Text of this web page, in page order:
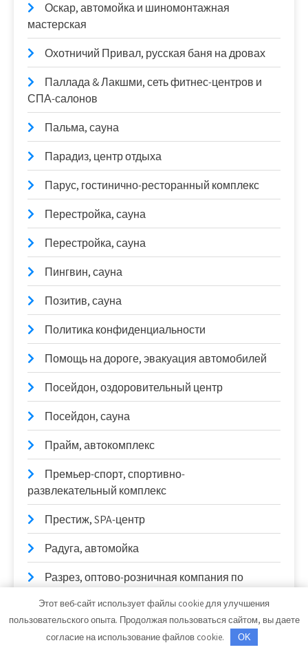
Оскар, автомойка и шиномонтажная
мастерская
Охотничий Привал, русская баня на дровах
Паллада & Лакшми, сеть фитнес-центров и
СПА-салонов
Пальма, сауна
Парадиз, центр отдыха
Парус, гостинично-ресторанный комплекс
Перестройка, сауна
Перестройка, сауна
Пингвин, сауна
Позитив, сауна
Политика конфиденциальности
Помощь на дороге, эвакуация автомобилей
Посейдон, оздоровительный центр
Посейдон, сауна
Прайм, автокомплекс
Премьер-спорт, спортивно-
развлекательный комплекс
Престиж, SPA-центр
Радуга, автомойка
Разрез, оптово-розничная компания по
Реал, автосервис
Этот веб-сайт использует файлы cookie для улучшения
пользовательского опыта. Продолжая пользоваться сайтом, вы даете
согласие на использование файлов cookie.
OK